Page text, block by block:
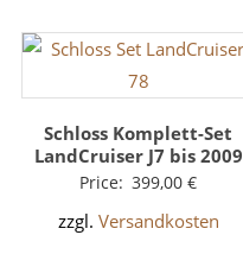
Schloss Komplett-Set
LandCruiser J7 bis 2009
Price: 399,00€
zzgl. Versandkosten